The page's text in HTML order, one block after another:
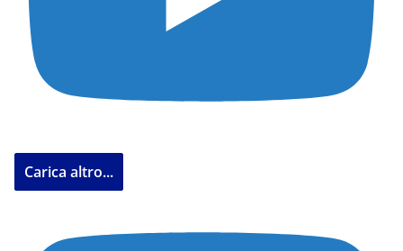
Carica altro...